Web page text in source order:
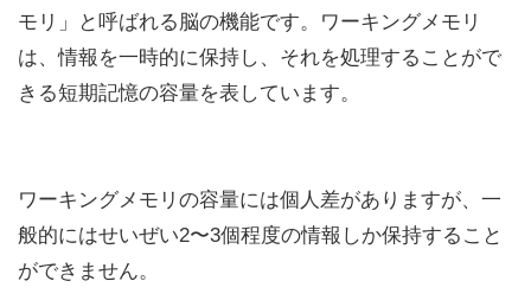
モリ」と呼ばれる脳の機能です。ワーキングメモリ
は、情報を一時的に保持し、それを処理することがで
きる短期記憶の容量を表しています。
ワーキングメモリの容量には個人差がありますが、一
般的にはせいぜい2〜3個程度の情報しか保持すること
ができません。